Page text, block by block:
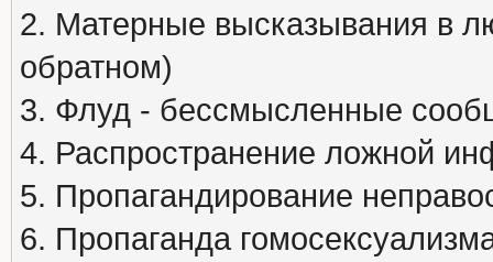
2. Матерные высказывания в
обратном)
3. Флуд - бессмысленные
4. Распространение ложной
5. Пропагандирование
6. Пропаганда